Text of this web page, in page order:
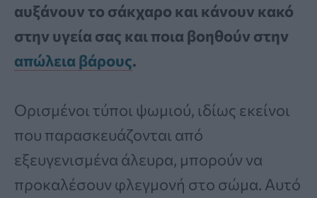
αυξάνουν το σάκχαρο και κάνουν κακό
στην υγεία σας και ποια βοηθούν στην
απώλεια βάρους.
Ορισμένοι τύποι ψωμιού, ιδίως εκείνοι
που παρασκευάζονται από
εξευγενισμένα άλευρα, μπορούν να
προκαλέσουν φλεγμονή στο σώμα. Αυτό